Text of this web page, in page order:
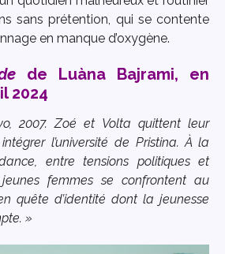
sans prétention, qui se contente
en manque d’oxygène.
de Luàna Bajrami, en
2024
2007. Zoé et Volta quittent leur
l’université de Pristina. À la
entre tensions politiques et
femmes se confrontent au
quête d’identité dont la jeunesse
»